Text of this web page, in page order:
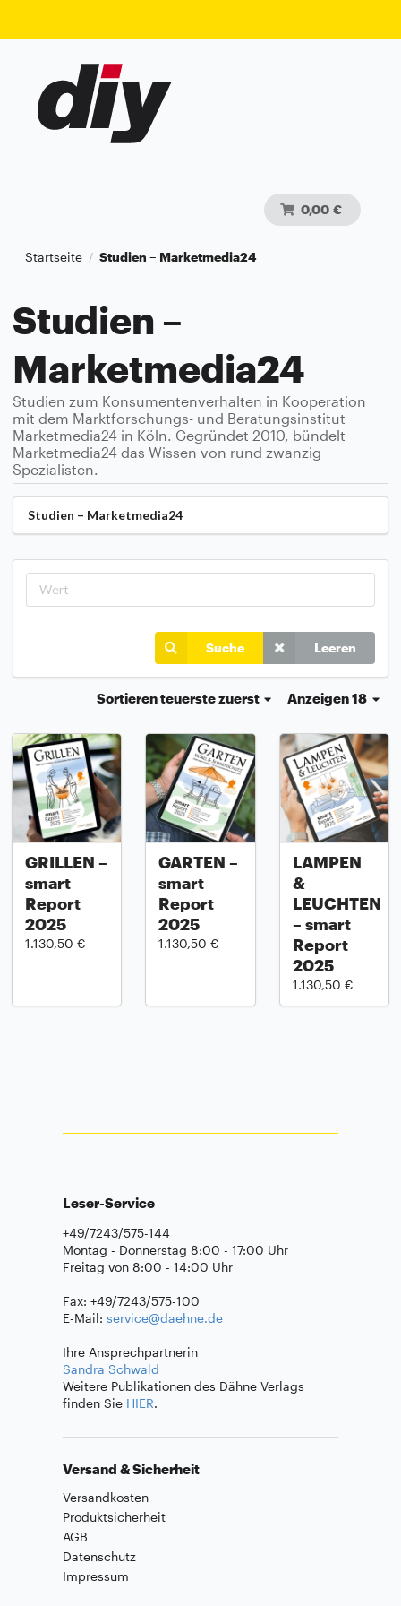
0,00 €
Startseite / Studien – Marketmedia24
Studien –
Marketmedia24
Studien zum Konsumentenverhalten in Kooperation
mit dem Marktforschungs- und Beratungsinstitut
Marketmedia24 in Köln. Gegründet 2010, bündelt
Marketmedia24 das Wissen von rund zwanzig
Spezialisten.
Studien – Marketmedia24
Suche Leeren
Anzeigen 18
Sortierenteuerste zuerst
GRILLEN –
smart
Report
2025
1.130,50 €
GARTEN –
smart
Report
2025
1.130,50 €
LAMPEN
&
LEUCHTEN
– smart
Report
2025
1.130,50 €
Leser-Service
+49/7243/575-144
Montag - Donnerstag 8:00 - 17:00 Uhr
Freitag von 8:00 - 14:00 Uhr
Fax: +49/7243/575-100
E-Mail: service@daehne.de
Ihre Ansprechpartnerin
Sandra Schwald
Weitere Publikationen des Dähne Verlags
finden Sie HIER.
Versand & Sicherheit
Versandkosten
Produktsicherheit
AGB
Datenschutz
Impressum